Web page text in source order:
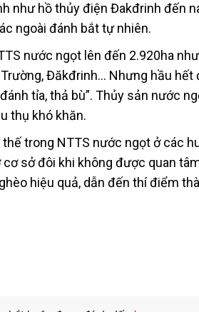
như hồ thủy điện Đakđrinh đến
ngoài đánh bắt tự nhiên.
nước ngọt lên đến 2.920ha
Trường, Đăkđrinh… Nhưng hầu
tỉa, thả bù”. Thủy sản nước
thụ khó khăn.
trong NTTS nước ngọt ở các
sở đôi khi không được quan
hiệu quả, dẫn đến thí điểm